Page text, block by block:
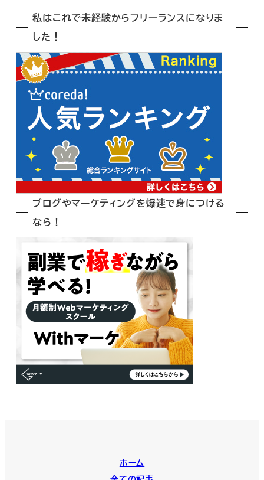
私はこれで未経験からフリーランスになりま
した！
ブログやマーケティングを爆速で身につける
なら！
ホーム